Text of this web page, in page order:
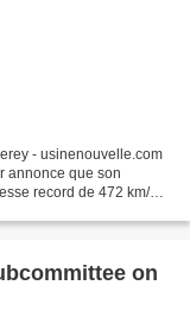
- usinenouvelle.com
annonce que son
record de 472 km/h
on